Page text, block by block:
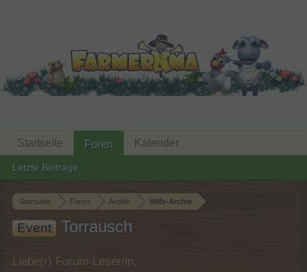
Startseite Foren Archiv Hilfe-Archiv
Event Torrausch
Liebe(r) Forum-Leser/in,
Startseite Foren
Letzte Beiträge
Kalender